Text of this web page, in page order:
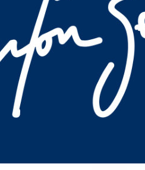
メルマガ
カタログ
リクルート